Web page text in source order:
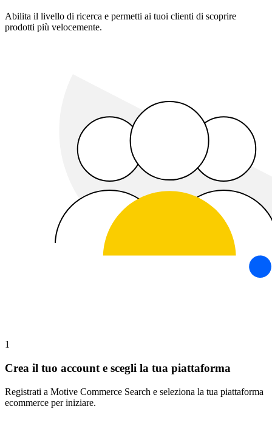
Abilita il livello di ricerca e permetti ai tuoi clienti di scoprire
prodotti più velocemente.
1
Crea il tuo account e scegli la tua piattaforma
Registrati a Motive Commerce Search e seleziona la tua piattaforma
ecommerce per iniziare.